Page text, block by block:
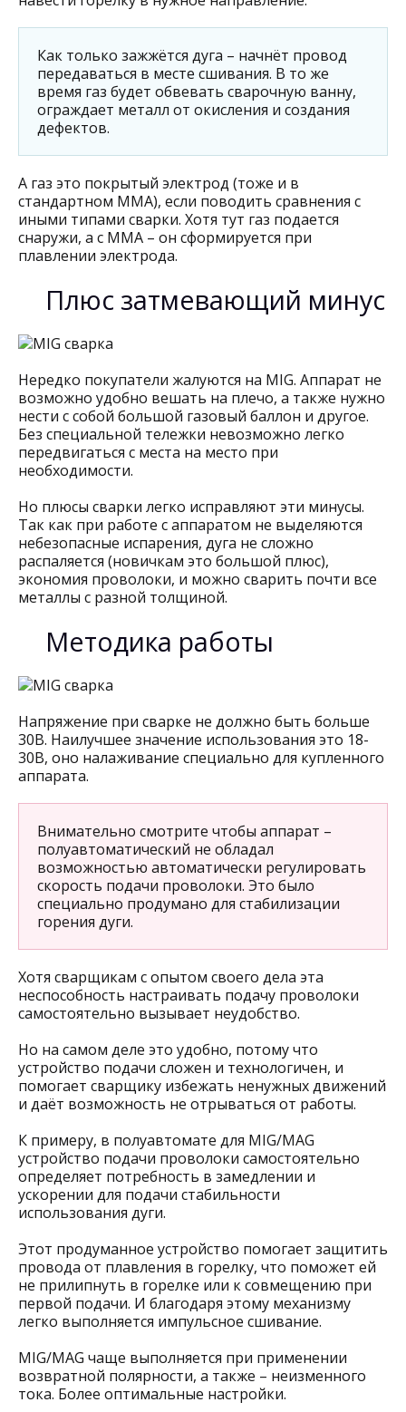
Как только зажжётся дуга – начнёт провод
передаваться в месте сшивания. В то же
время газ будет обвевать сварочную ванну,
ограждает металл от окисления и создания
дефектов.
А газ это покрытый электрод (тоже и в
стандартном ММА), если поводить сравнения с
иными типами сварки. Хотя тут газ подается
снаружи, а с ММА – он сформируется при
плавлении электрода.
Плюс затмевающий минус
Нередко покупатели жалуются на MIG. Аппарат не
возможно удобно вешать на плечо, а также нужно
нести с собой большой газовый баллон и другое.
Без специальной тележки невозможно легко
передвигаться с места на место при
необходимости.
Но плюсы сварки легко исправляют эти минусы.
Так как при работе с аппаратом не выделяются
небезопасные испарения, дуга не сложно
распаляется (новичкам это большой плюс),
экономия проволоки, и можно сварить почти все
металлы с разной толщиной.
Методика работы
Напряжение при сварке не должно быть больше
30В. Наилучшее значение использования это 18-
30В, оно налаживание специально для купленного
аппарата.
Внимательно смотрите чтобы аппарат –
полуавтоматический не обладал
возможностью автоматически регулировать
скорость подачи проволоки. Это было
специально продумано для стабилизации
горения дуги.
Хотя сварщикам с опытом своего дела эта
неспособность настраивать подачу проволоки
самостоятельно вызывает неудобство.
Но на самом деле это удобно, потому что
устройство подачи сложен и технологичен, и
помогает сварщику избежать ненужных движений
и даёт возможность не отрываться от работы.
К примеру, в полуавтомате для MIG/MAG
устройство подачи проволоки самостоятельно
определяет потребность в замедлении и
ускорении для подачи стабильности
использования дуги.
Этот продуманное устройство помогает защитить
провода от плавления в горелку, что поможет ей
не прилипнуть в горелке или к совмещению при
первой подачи. И благодаря этому механизму
легко выполняется импульсное сшивание.
MIG/MAG чаще выполняется при применении
возвратной полярности, а также – неизменного
тока. Более оптимальные настройки.